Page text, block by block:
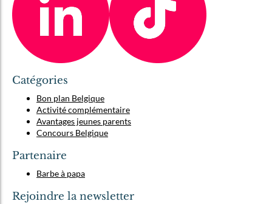
Catégories
Bon plan Belgique
Activité complémentaire
Avantages jeunes parents
Concours Belgique
Partenaire
Barbe à papa
Rejoindre la newsletter